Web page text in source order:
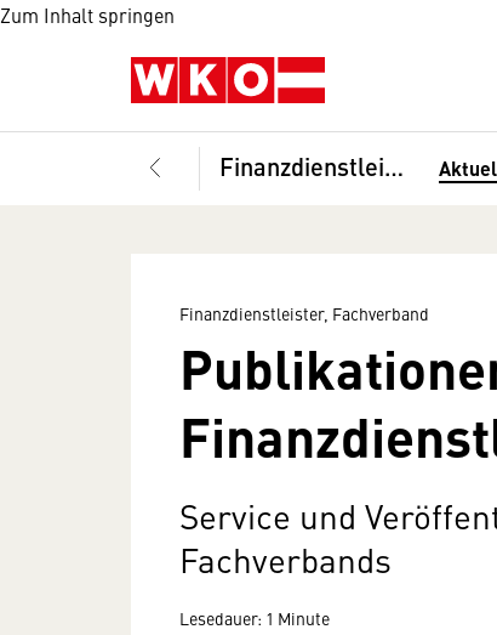
Zum Inhalt springen
Finanzdienstleister, Fachverband
Finanzdienstleister, Fachverband
Service und
Fachverbands
Lesedauer: 1 Minute